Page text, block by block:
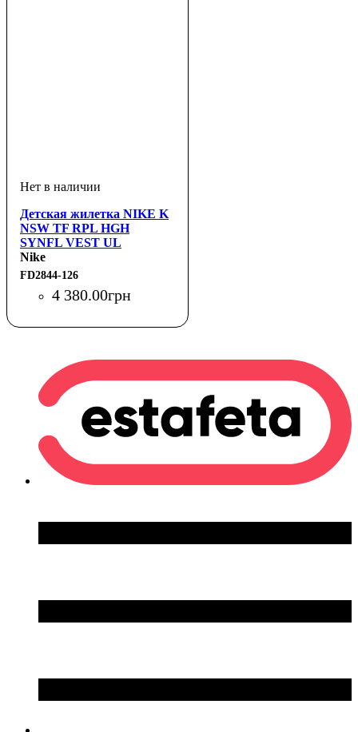
Детская жилетка NIKE K
NSW TF RPL HGH
SYNFL VEST UL
Nike
FD2844-126
4 380.00грн